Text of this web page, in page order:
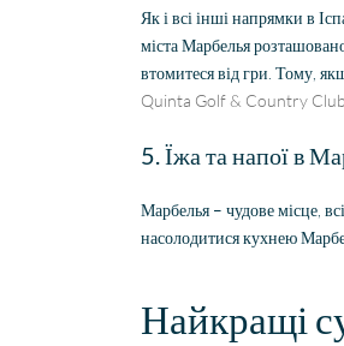
Як і всі інші напрямки в
міста Марбелья
втомитеся від гри. Тому,
Quinta Golf & Country Club
5. Їжа та напої в
Марбелья – чудове місце,
насолодитися кухнею
Найкращі